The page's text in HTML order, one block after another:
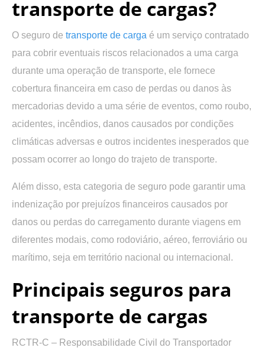
transporte de cargas?
O seguro de transporte de carga é um serviço contratado
para cobrir eventuais riscos relacionados a uma carga
durante uma operação de transporte, ele fornece
cobertura financeira em caso de perdas ou danos às
mercadorias devido a uma série de eventos, como roubo,
acidentes, incêndios, danos causados por condições
climáticas adversas e outros incidentes inesperados que
possam ocorrer ao longo do trajeto de transporte.
Além disso, esta categoria de seguro pode garantir uma
indenização por prejuízos financeiros causados por
danos ou perdas do carregamento durante viagens em
diferentes modais, como rodoviário, aéreo, ferroviário ou
marítimo, seja em território nacional ou internacional.
Principais seguros para
transporte de cargas
RCTR-C – Responsabilidade Civil do Transportador